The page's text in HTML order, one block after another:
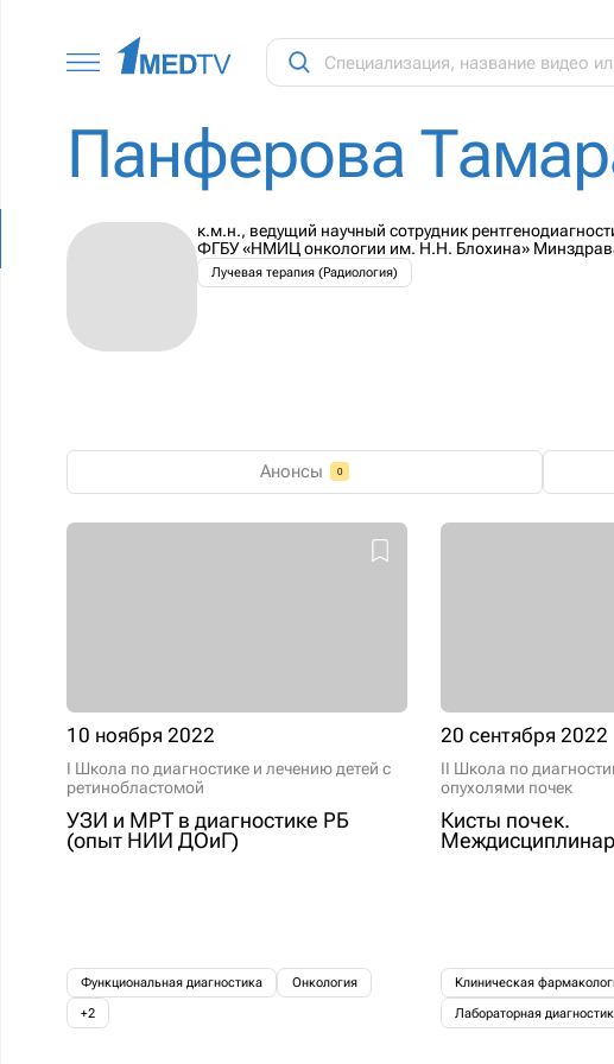
Панферова
к.м.н., ведущий научный сотрудник
ФГБУ «НМИЦ онкологии им. Н.Н. Блохина»
Лучевая терапия (Радиология)
Анонсы 0
10 ноября 2022
I Школа по диагностике и лечению детей с
ретинобластомой
УЗИ и МРТ в диагностике РБ
(опыт НИИ ДОиГ)
Функциональная диагностика
Онкология
+2
20 сентября 2022
II Школа по
опухолями почек
Кисты почек.
Клиническая
Лабораторная